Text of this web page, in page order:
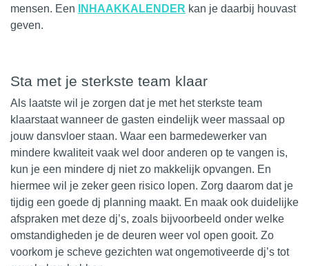
mensen. Een
INHAAKKALENDER kan je daarbij houvast
geven.
Sta met je sterkste team klaar
Als laatste wil je zorgen dat je met het sterkste team
klaarstaat wanneer de gasten eindelijk weer massaal op
jouw dansvloer staan. Waar een barmedewerker van
mindere kwaliteit vaak wel door anderen op te vangen is,
kun je een mindere dj niet zo makkelijk opvangen. En
hiermee wil je zeker geen risico lopen. Zorg daarom dat je
tijdig een goede dj planning maakt. En maak ook duidelijke
afspraken met deze dj’s, zoals bijvoorbeeld onder welke
omstandigheden je de deuren weer vol open gooit. Zo
voorkom je scheve gezichten wat ongemotiveerde dj’s tot